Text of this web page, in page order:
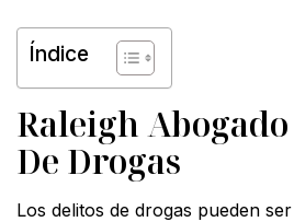
Índice
Raleigh
De Drogas
Los delitos de drogas pueden